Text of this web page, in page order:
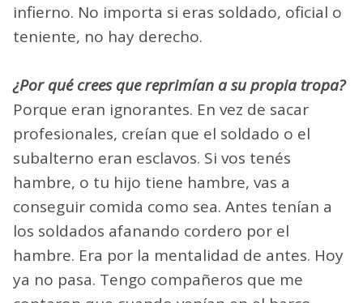
infierno. No importa si eras soldado, oficial o
teniente, no hay derecho.
¿Por qué crees que reprimían a su propia tropa?
Porque eran ignorantes. En vez de sacar
profesionales, creían que el soldado o el
subalterno eran esclavos. Si vos tenés
hambre, o tu hijo tiene hambre, vas a
conseguir comida como sea. Antes tenían a
los soldados afanando cordero por el
hambre. Era por la mentalidad de antes. Hoy
ya no pasa. Tengo compañeros que me